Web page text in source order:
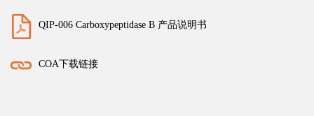
QIP-006 Carboxypeptidase B 产品说明书
COA下载链接